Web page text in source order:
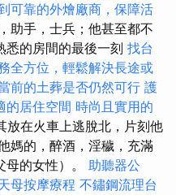
可靠的外燴廠商，保障活
助手，士兵；他甚至都不
悉的房間的最後一刻 找台
全方位，輕鬆解決長途或
前的土葬是否仍然可行 護
的居住空間 時尚且實用的
放在火車上逃脫北，片刻他
媽的，醉酒，淫穢，充滿
的女性）。 助聽器公
母按摩療程 不鏽鋼流理台